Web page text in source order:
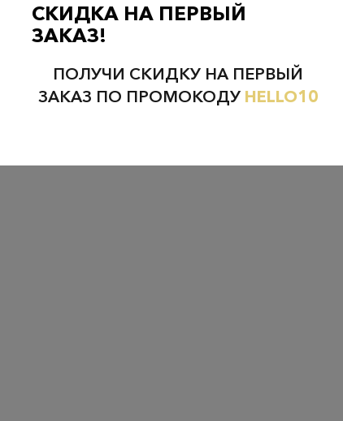
СКИДКА НА ПЕРВЫЙ
ЗАКАЗ!
ПОЛУЧИ СКИДКУ НА ПЕРВЫЙ
ЗАКАЗ ПО ПРОМОКОДУ HELLO10